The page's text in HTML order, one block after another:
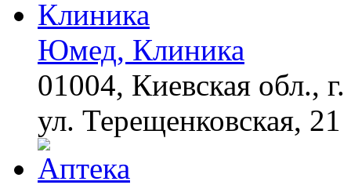
i
Как пенсионеры 1945-
1965 годов могут
получить доплаты за
советский стаж
i
Даже самый
запущенный грибок
если перед сном…
Юмед, Клиника
01004, Киевская обл.,
ул. Терещенковская, 21